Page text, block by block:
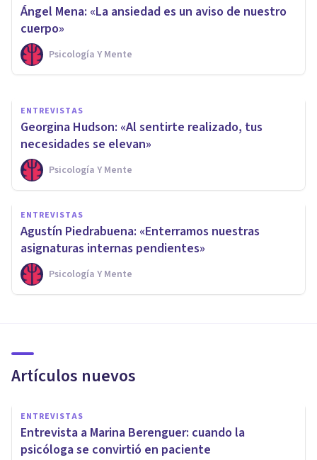
Ángel Mena: «La ansiedad es un aviso de nuestro
cuerpo»
Psicología Y Mente
gestionar lo que no entiendes»
Psicología Y Mente
ENTREVISTAS
Georgina Hudson: «Al sentirte realizado, tus
necesidades se elevan»
Psicología Y Mente
ENTREVISTAS
Agustín Piedrabuena: «Enterramos nuestras
asignaturas internas pendientes»
Psicología Y Mente
Artículos nuevos
ENTREVISTAS
Entrevista a Marina Berenguer: cuando la
psicóloga se convirtió en paciente